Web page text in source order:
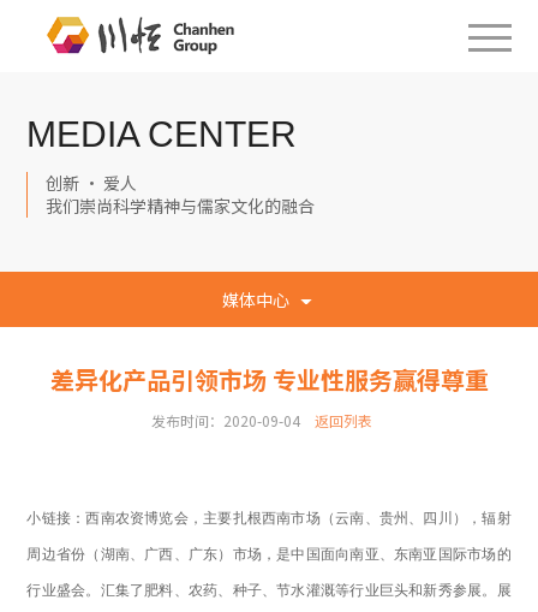
MEDIA CENTER
创新 · 爱人
我们崇尚科学精神与儒家文化的融合
媒体中心
差异化产品引领市场 专业性服务赢得尊重
发布时间：2020-09-04 返回列表
小链接：西南农资博览会，主要扎根西南市场（云南、贵州、四川），辐射
周边省份（湖南、广西、广东）市场，是中国面向南亚、东南亚国际市场的
行业盛会。汇集了肥料、农药、种子、节水灌溉等行业巨头和新秀参展。展